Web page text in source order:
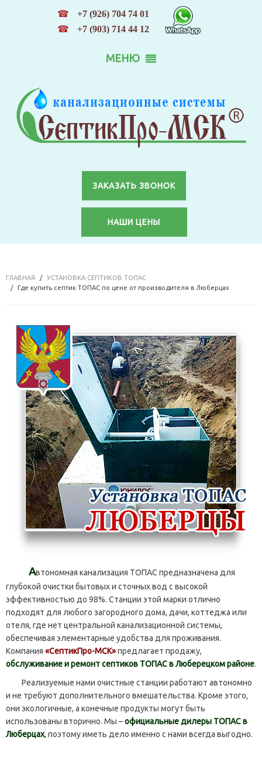
☎ +7 (926) 704 74 01
☎ +7 (903) 714 44 12
МЕНЮ
ЗАКАЗАТЬ ЗВОНОК
НАШИ ЦЕНЫ
ГЛАВНАЯ
УСТАНОВКА СЕПТИКОВ ТОПАС
Где купить септик ТОПАС по цене от производителя в Люберцах
Автономная канализация ТОПАС предназначена для
глубокой очистки бытовых и сточных вод с высокой
эффективностью до 98%. Станции этой марки отлично
подходят для любого загородного дома, дачи, коттеджа или
отеля, где нет центральной канализационной системы,
обеспечивая элементарные удобства для проживания.
Компания «СептикПро-МСК»предлагает продажу,
обслуживание и ремонт септиков ТОПАС в Люберецком районе.
Реализуемые нами очистные станции работают автономно
и не требуют дополнительного вмешательства. Кроме этого,
они экологичные, а конечные продукты могут быть
использованы вторично. Мы –официальные дилеры ТОПАС в
Люберцах, поэтому иметь дело именно с нами всегда выгодно.